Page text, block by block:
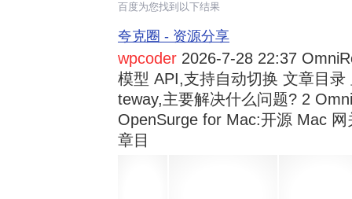
百度为您找到以下结果
夸克圈 - 资源分享
wpcoder 2026-7-28 22:37
模型 API,支持自动切换 文章目
teway,主要解决什么问题? 2
OpenSurge for Mac:开源 Mac
章目